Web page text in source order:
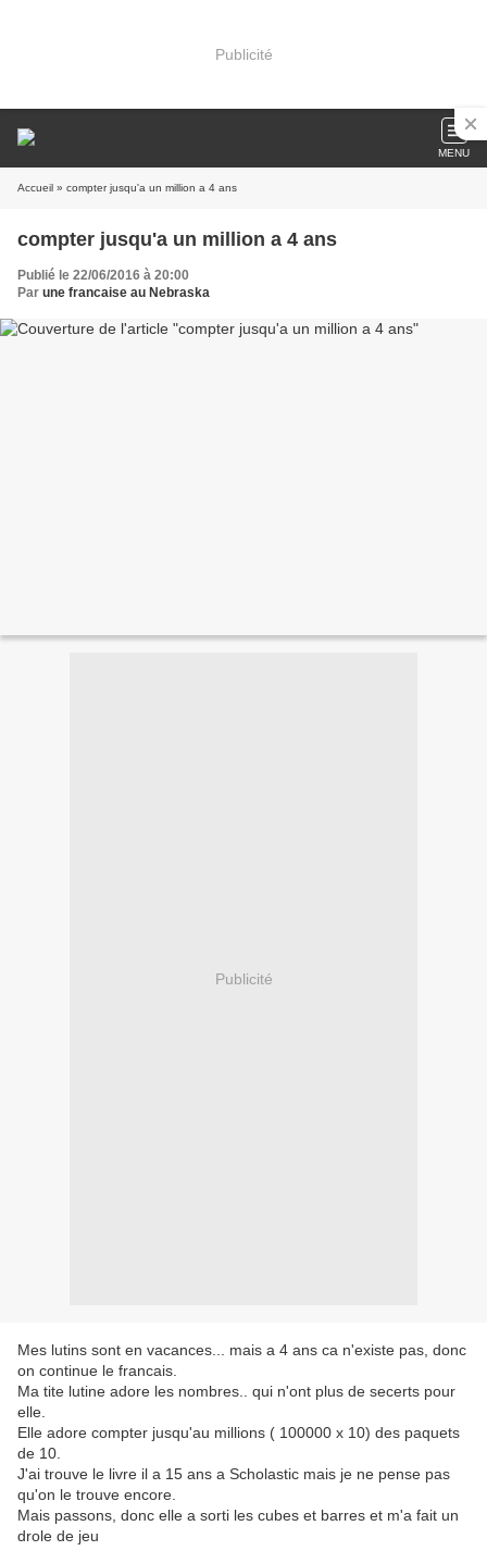
Publicité
MENU
Accueil » compter jusqu'a un million a 4 ans
compter jusqu'a un million a 4 ans
Publié le 22/06/2016 à 20:00
Par une francaise au Nebraska
Publicité
Mes lutins sont en vacances... mais a 4 ans ca n'existe pas, donc
on continue le francais.
Ma tite lutine adore les nombres.. qui n'ont plus de secerts pour
elle.
Elle adore compter jusqu'au millions ( 100000 x 10) des paquets
de 10.
J'ai trouve le livre il a 15 ans a Scholastic mais je ne pense pas
qu'on le trouve encore.
Mais passons, donc elle a sorti les cubes et barres et m'a fait un
drole de jeu